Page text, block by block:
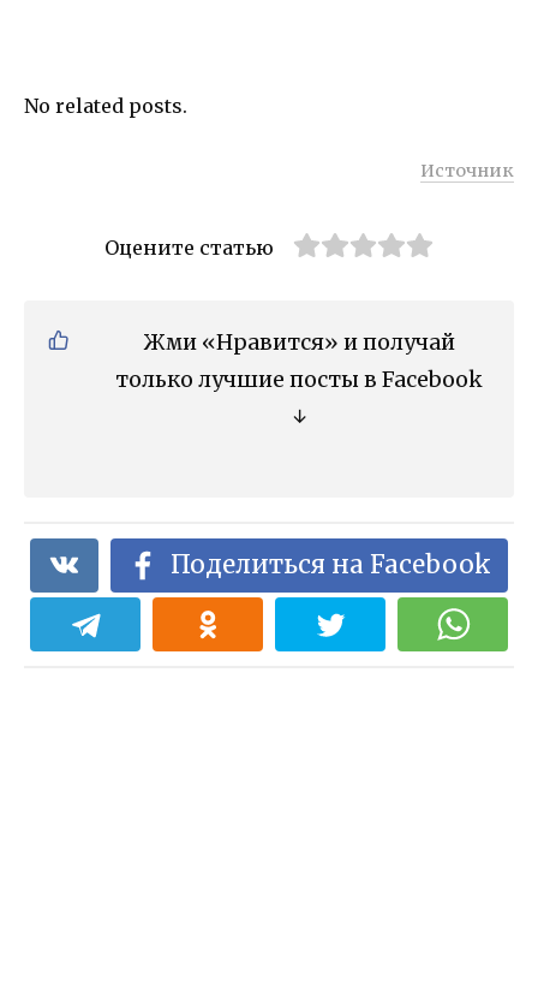
No related posts.
Источник
Оцените статью
Жми «Нравится» и получай
только лучшие посты в Facebook
↓
Поделиться на Facebook